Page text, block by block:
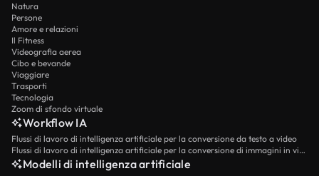
Natura
Persone
Amore e relazioni
Il Fitness
Videografia aerea
Cibo e bevande
Viaggiare
Trasporti
Tecnologia
Zoom di sfondo virtuale
Workflow IA
Flussi di lavoro di intelligenza artificiale per la conversione da testo a video
Flussi di lavoro di intelligenza artificiale per la conversione di immagini in video
Modelli di intelligenza artificiale